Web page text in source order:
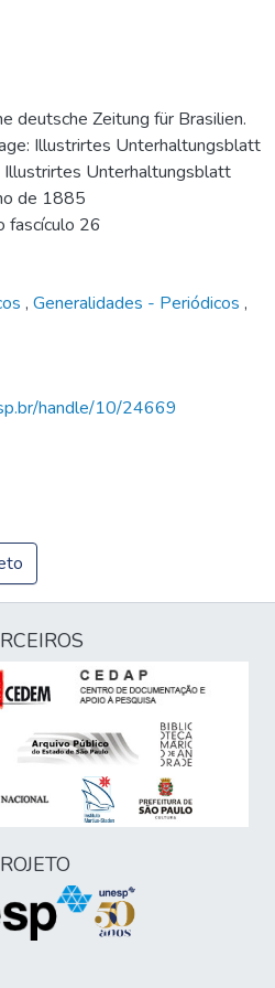
deutsche Zeitung für Brasilien.
Illustrirtes Unterhaltungsblatt
Illustrirtes Unterhaltungsblatt
de 1885
fascículo 26
, Generalidades - Periódicos ,
handle/10/24669